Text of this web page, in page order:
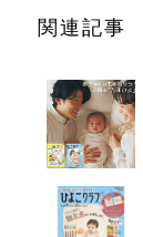
関連記事